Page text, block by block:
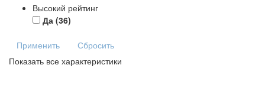
Высокий рейтинг
Да (36)
Применить
Сбросить
Показать все характеристики